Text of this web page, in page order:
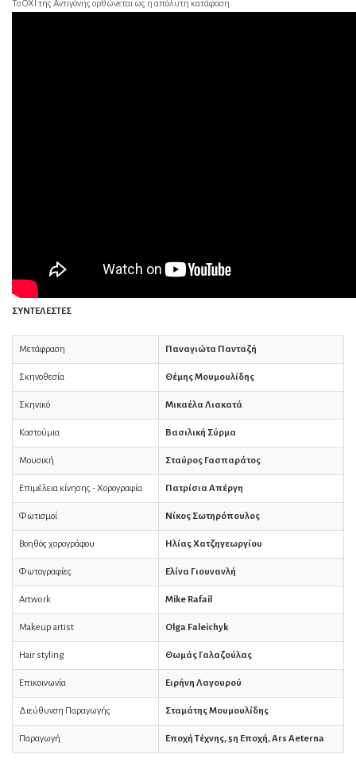
Το ΟΧΙ της Αντιγόνης ορθώνεται ως η απόλυτη κατάφαση.
ΣΥΝΤΕΛΕΣΤΕΣ
Μετάφραση Παναγιώτα Πανταζή
Σκηνοθεσία Θέμης Μουμουλίδης
Σκηνικό Μικαέλα Λιακατά
Κοστούμια Βασιλική Σύρμα
Μουσική Σταύρος Γασπαράτος
Επιμέλεια κίνησης - Χορογραφία Πατρίσια Απέργη
Φωτισμοί Νίκος Σωτηρόπουλος
Βοηθός χορογράφου Ηλίας Χατζηγεωργίου
Φωτογραφίες Ελίνα Γιουνανλή
Artwork Mike Rafail
Makeup artist Olga Faleichyk
Hair styling Θωμάς Γαλαζούλας
Επικοινωνία Ειρήνη Λαγουρού
Διεύθυνση Παραγωγής Σταμάτης Μουμουλίδης
Παραγωγή Εποχή Τέχνης, 5η Εποχή, Αrs Aeterna